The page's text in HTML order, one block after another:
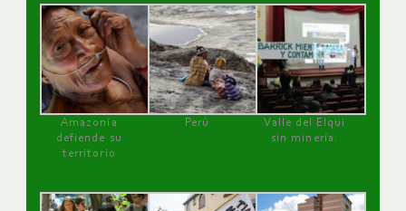
Amazonía
defiende su
territorio
Perú
Valle del Elqui
sin minería.